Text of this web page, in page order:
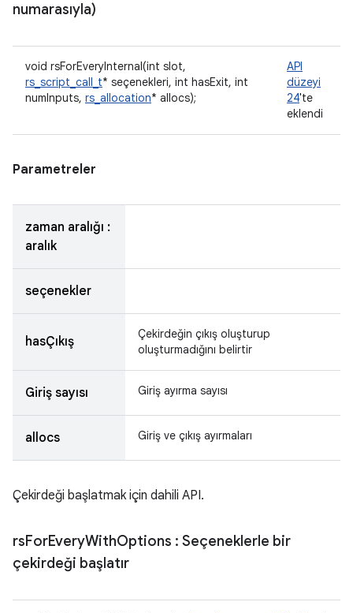
numarasıyla)
void rsForEveryInternal(int slot,
rs_script_call_t* seçenekleri, int hasExit, int
numInputs, rs_allocation* allocs);
API
düzeyi
24'te
eklendi
Parametreler
zaman aralığı :
aralık
seçenekler
hasÇıkış
Çekirdeğin çıkış oluşturup
oluşturmadığını belirtir
Giriş sayısı Giriş ayırma sayısı
allocs Giriş ve çıkış ayırmaları
Çekirdeği başlatmak için dahili API.
rsForEveryWithOptions : Seçeneklerle bir
çekirdeği başlatır